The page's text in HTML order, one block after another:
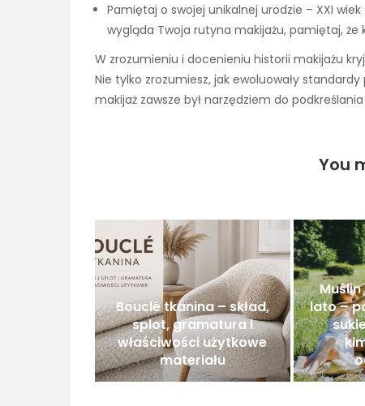
Pamiętaj o swojej unikalnej urodzie – XXI
wygląda Twoja rutyna makijażu, pamiętaj, że
W zrozumieniu i docenieniu historii makijażu
Nie tylko zrozumiesz, jak ewoluowały
makijaż zawsze był narzędziem do
You
Bouclé tkanina – skład,
splot, gramatura i
właściwości użytkowe
materiału
lato –